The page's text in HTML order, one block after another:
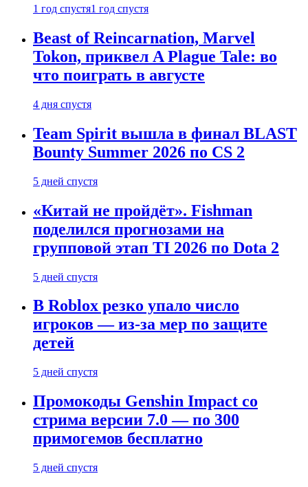
1 год спустя1 год спустя
Beast of Reincarnation, Marvel
Tokon, приквел A Plague Tale: во
что поиграть в августе
4 дня спустя
Team Spirit вышла в финал BLAST
Bounty Summer 2026 по CS 2
5 дней спустя
«Китай не пройдёт». Fishman
поделился прогнозами на
групповой этап TI 2026 по Dota 2
5 дней спустя
В Roblox резко упало число
игроков — из-за мер по защите
детей
5 дней спустя
Промокоды Genshin Impact со
стрима версии 7.0 — по 300
примогемов бесплатно
5 дней спустя